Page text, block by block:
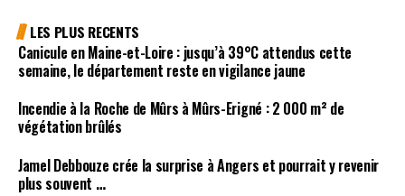
LES PLUS RECENTS
Canicule en Maine-et-Loire : jusqu’à 39°C attendus cette
semaine, le département reste en vigilance jaune
Incendie à la Roche de Mûrs à Mûrs-Erigné : 2 000 m² de
végétation brûlés
Jamel Debbouze crée la surprise à Angers et pourrait y revenir
plus souvent …